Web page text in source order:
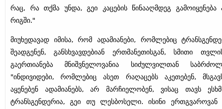
რაც, რა თქმა უნდა, გეი კაცების წინააღმდეგ გამოიყენება
რიგში."
მიუხედავად იმისა, რომ ადამიანები, რომლებიც
შეადგენენ, განსხვავდებიან ერთმანეთისგან, სმითი
გაერთიანება მნიშვნელოვანია სიძულვილთან
"ინდივიდები, რომლებიც ასეთ რაღაცებს აკეთებენ,
აყენებენ ადამიანებს, არ მარჩიელობენ, ვისაც თავს
ტრანსგენდერია, გეი თუ ლესბოსელი. ისინი ერთგვაროვან